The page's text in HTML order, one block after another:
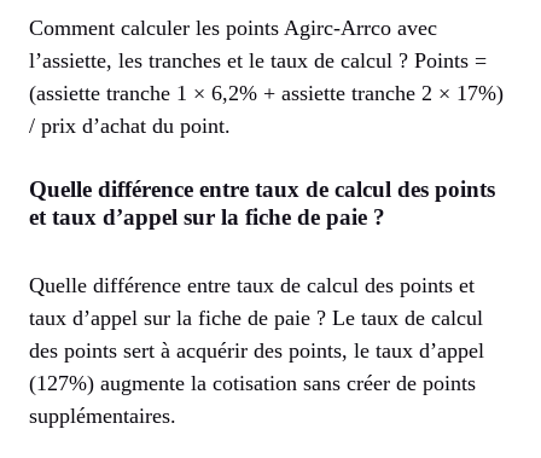
Comment calculer les points Agirc-Arrco avec
l’assiette, les tranches et le taux de calcul ? Points =
(assiette tranche 1 × 6,2% + assiette tranche 2 × 17%)
/ prix d’achat du point.
Quelle différence entre taux de calcul des points
et taux d’appel sur la fiche de paie ?
Quelle différence entre taux de calcul des points et
taux d’appel sur la fiche de paie ? Le taux de calcul
des points sert à acquérir des points, le taux d’appel
(127%) augmente la cotisation sans créer de points
supplémentaires.